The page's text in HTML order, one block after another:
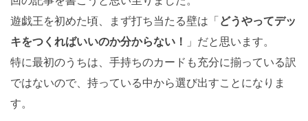
遊戯王を初めた頃、まず打ち当たる壁は「どうやってデッ
キをつくればいいのか分からない！ 」だと思います。
特に最初のうちは、手持ちのカードも充分に揃っている訳
ではないので、持っている中から選び出すことになりま
す。